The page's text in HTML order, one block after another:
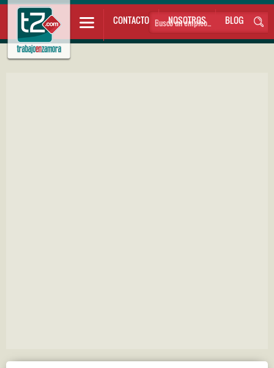
CONTACTO NOSOTROS BLOG